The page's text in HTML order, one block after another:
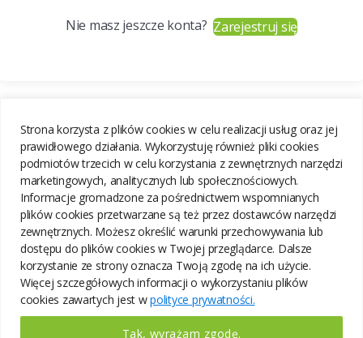
Strona korzysta z plików cookies w celu realizacji usług oraz jej
prawidłowego działania. Wykorzystuję również pliki cookies
podmiotów trzecich w celu korzystania z zewnętrznych narzędzi
marketingowych, analitycznych lub społecznościowych.
Informacje gromadzone za pośrednictwem wspomnianych
plików cookies przetwarzane są też przez dostawców narzędzi
zewnętrznych. Możesz określić warunki przechowywania lub
dostępu do plików cookies w Twojej przeglądarce. Dalsze
korzystanie ze strony oznacza Twoją zgodę na ich użycie.
Więcej szczegółowych informacji o wykorzystaniu plików
cookies zawartych jest wpolityce prywatności.
Tak, wyrażam zgodę.
Nie masz jeszcze konta?Zarejestruj się